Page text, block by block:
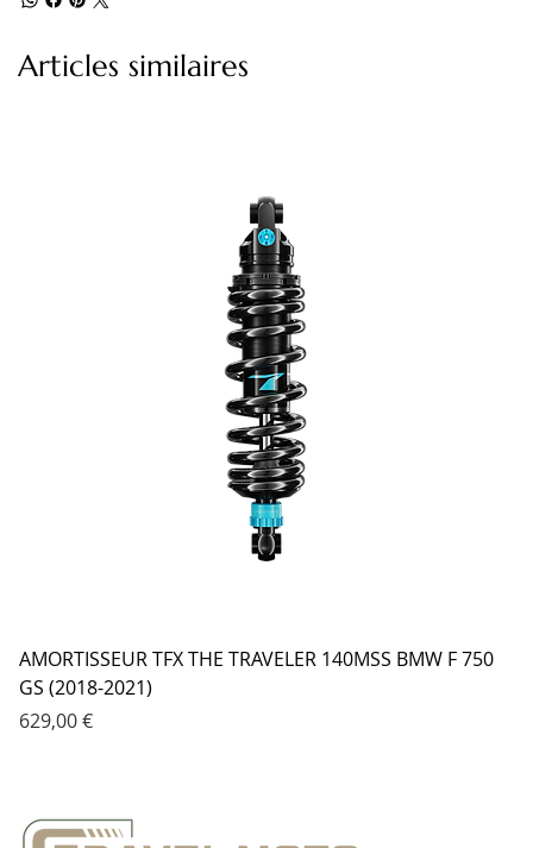
Articles similaires
AMORTISSEUR TFX THE TRAVELER 140MSS BMW F 750
GS (2018-2021)
Prix
629,00 €